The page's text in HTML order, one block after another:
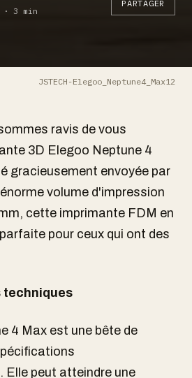
3 min
PARTAGER
JSTECH-Elegoo_Neptune4_Max12
ravis de vous
3D Elegoo Neptune 4
gracieusement envoyée par
volume d'impression
cette imprimante FDM en
pour ceux qui ont des
4 Max est une bête de
Elle peut atteindre une